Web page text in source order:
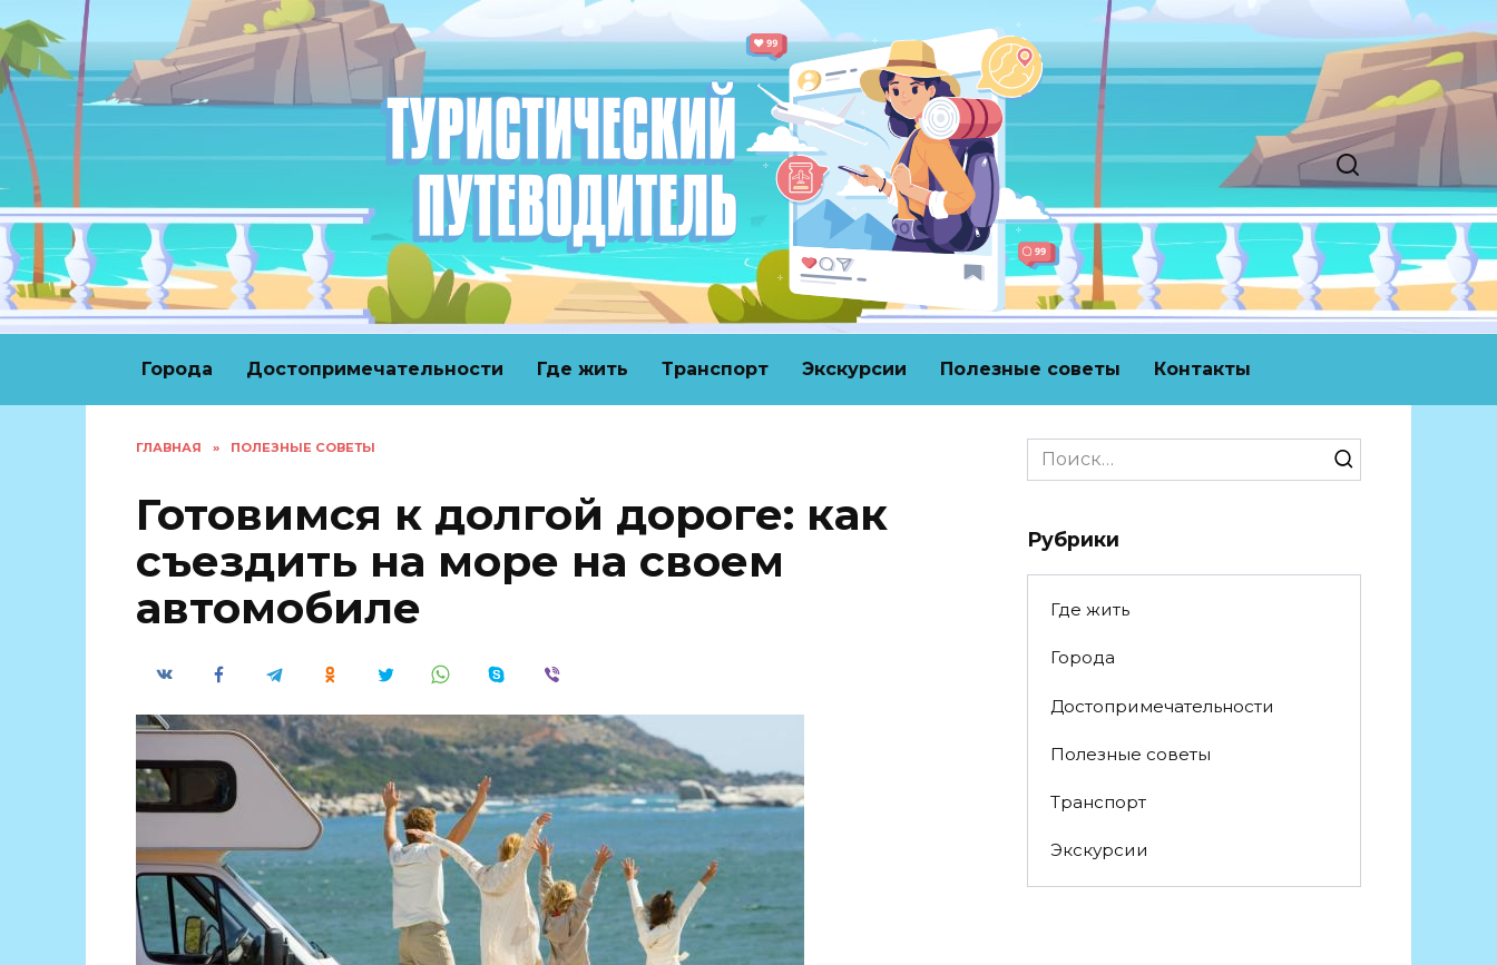
к
содержанию
Города Достопримечательности Где жить Транспорт Экскурсии Полезные советы Контакты
ГЛАВНАЯ » ПОЛЕЗНЫЕ СОВЕТЫ
Готовимся к долгой дороге: как
съездить на море на своем
автомобиле
Search
for:
Рубрики
Где жить
Города
Достопримечательности
Полезные советы
Транспорт
Экскурсии